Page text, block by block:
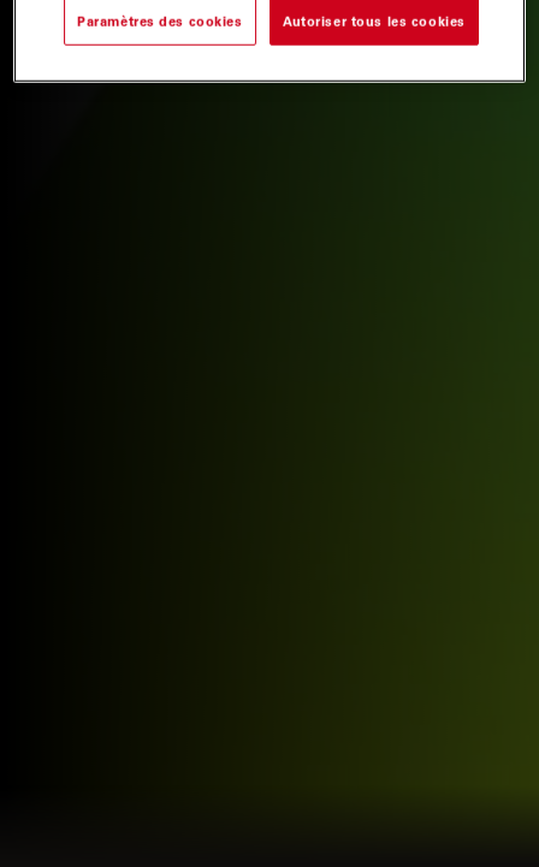
Paramètres des cookies Autoriser tous les cookies